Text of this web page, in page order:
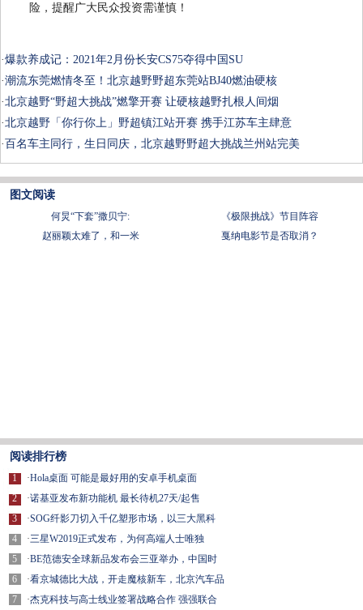
险，提醒广大民众投资需谨慎！
·爆款养成记：2021年2月份长安CS75夺得中国SU
·潮流东莞燃情冬至！北京越野野超东莞站BJ40燃油硬核
·北京越野“野超大挑战”燃擎开赛 让硬核越野扎根人间烟
·北京越野「你行你上」野超镇江站开赛 携手江苏车主肆意
·百名车主同行，生日同庆，北京越野野超大挑战兰州站完美
图文阅读
何炅“下套”撒贝宁:
《极限挑战》节目阵容
赵丽颖太难了，和一米
戛纳电影节是否取消？
阅读排行榜
1
2
3
4
5
6
7
·Hola桌面 可能是最好用的安卓手机桌面
·诺基亚发布新功能机 最长待机27天/起售
·SOG纤影刀切入千亿塑形市场，以三大黑科
·三星W2019正式发布，为何高端人士唯独
·BE范德安全球新品发布会三亚举办，中国时
·看京城德比大战，开走魔核新车，北京汽车品
·杰克科技与高士线业签署战略合作 强强联合